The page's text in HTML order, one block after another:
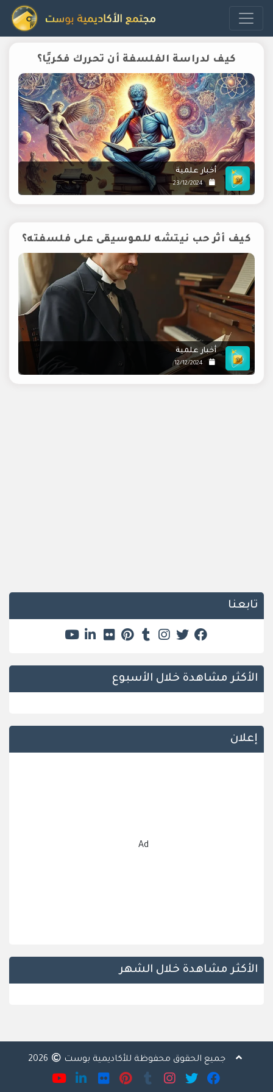
كيف لدراسة الفلسفة أن تحررك فكريًا؟
أخبار علمية
23/12/2024
كيف أثر حب نيتشه للموسيقى على فلسفته؟
أخبار علمية
12/12/2024
تابعنا
الأكثر مشاهدة خلال الأسبوع
إعلان
Ad
الأكثر مشاهدة خلال الشهر
جميع الحقوق محفوظة للأكاديمية بوست